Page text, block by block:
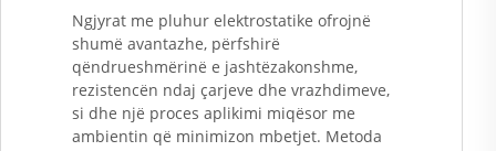
Ngjyrat me pluhur elektrostatike ofrojnë
shumë avantazhe, përfshirë
qëndrueshmërinë e jashtëzakonshme,
rezistencën ndaj çarjeve dhe vrazhdimeve,
si dhe një proces aplikimi miqësor me
ambientin që minimizon mbetjet. Metoda